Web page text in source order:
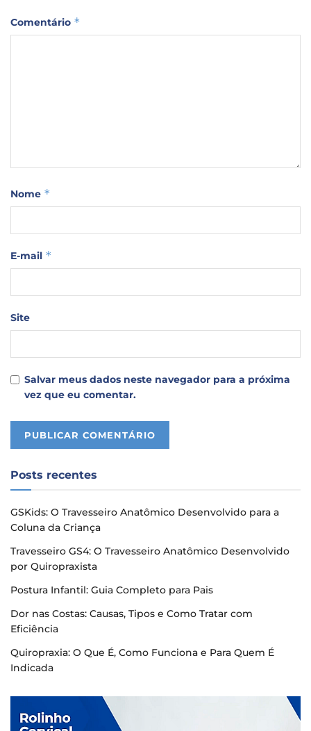
Comentário *
Nome *
E-mail *
Site
Salvar meus dados neste navegador para a próxima
vez que eu comentar.
Posts recentes
GSKids: O Travesseiro Anatômico Desenvolvido para a
Coluna da Criança
Travesseiro GS4: O Travesseiro Anatômico Desenvolvido
por Quiropraxista
Postura Infantil: Guia Completo para Pais
Dor nas Costas: Causas, Tipos e Como Tratar com
Eficiência
Quiropraxia: O Que É, Como Funciona e Para Quem É
Indicada